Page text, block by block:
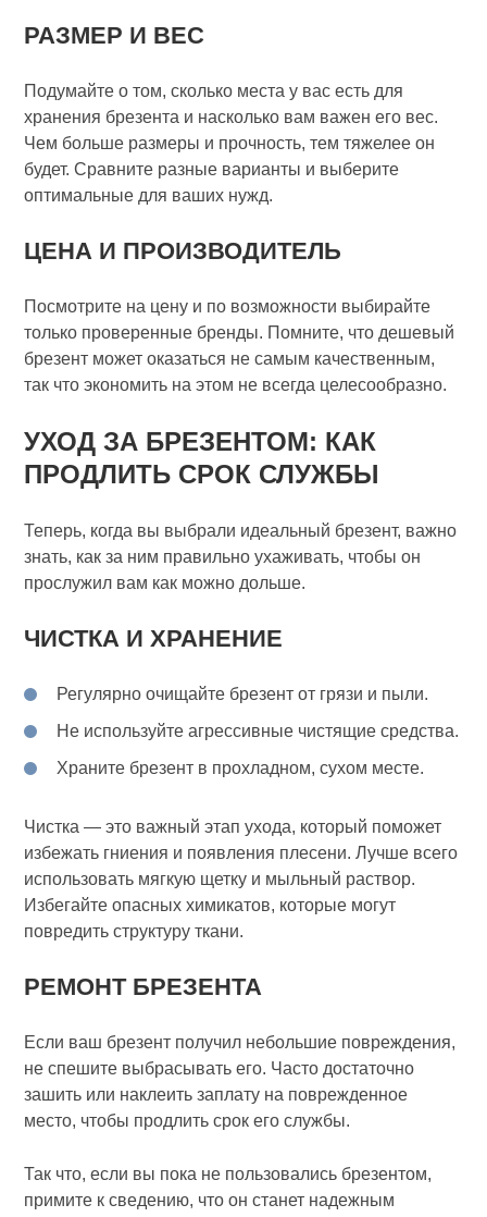
РАЗМЕР И ВЕС
Подумайте о том, сколько места у вас есть для
хранения брезента и насколько вам важен его вес.
Чем больше размеры и прочность, тем тяжелее он
будет. Сравните разные варианты и выберите
оптимальные для ваших нужд.
ЦЕНА И ПРОИЗВОДИТЕЛЬ
Посмотрите на цену и по возможности выбирайте
только проверенные бренды. Помните, что дешевый
брезент может оказаться не самым качественным,
так что экономить на этом не всегда целесообразно.
УХОД ЗА БРЕЗЕНТОМ: КАК
ПРОДЛИТЬ СРОК СЛУЖБЫ
Теперь, когда вы выбрали идеальный брезент, важно
знать, как за ним правильно ухаживать, чтобы он
прослужил вам как можно дольше.
ЧИСТКА И ХРАНЕНИЕ
Регулярно очищайте брезент от грязи и пыли.
Не используйте агрессивные чистящие средства.
Храните брезент в прохладном, сухом месте.
Чистка — это важный этап ухода, который поможет
избежать гниения и появления плесени. Лучше всего
использовать мягкую щетку и мыльный раствор.
Избегайте опасных химикатов, которые могут
повредить структуру ткани.
РЕМОНТ БРЕЗЕНТА
Если ваш брезент получил небольшие повреждения,
не спешите выбрасывать его. Часто достаточно
зашить или наклеить заплату на поврежденное
место, чтобы продлить срок его службы.
Так что, если вы пока не пользовались брезентом,
примите к сведению, что он станет надежным